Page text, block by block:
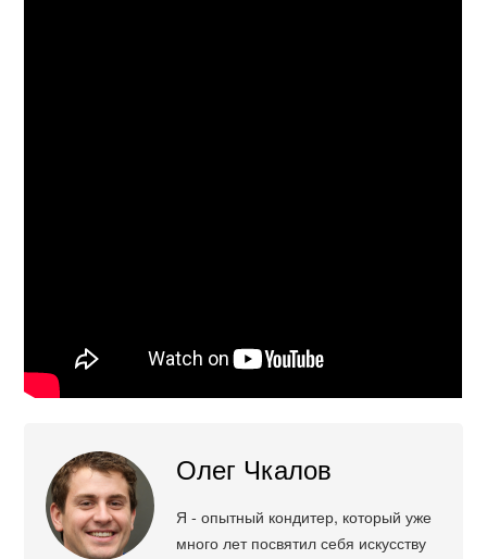
Олег Чкалов
Я - опытный кондитер, который уже
много лет посвятил себя искусству